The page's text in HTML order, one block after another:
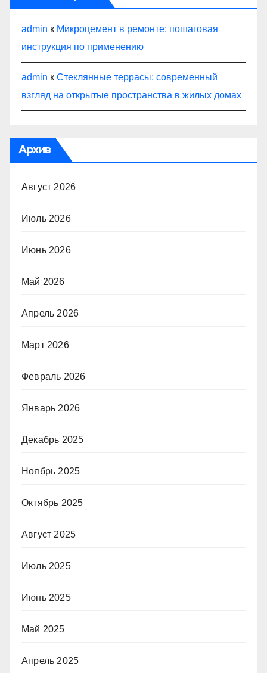
admin к Микроцемент в ремонте: пошаговая
инструкция по применению
admin к Стеклянные террасы: современный
взгляд на открытые пространства в жилых домах
Архив
Август 2026
Июль 2026
Июнь 2026
Май 2026
Апрель 2026
Март 2026
Февраль 2026
Январь 2026
Декабрь 2025
Ноябрь 2025
Октябрь 2025
Август 2025
Июль 2025
Июнь 2025
Май 2025
Апрель 2025